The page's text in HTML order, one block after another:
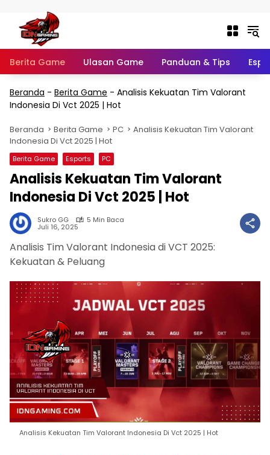
Berita Game Ulasan Game Panduan & Tips
Beranda - Berita Game - Analisis Kekuatan Tim Valorant
Indonesia Di Vct 2025 | Hot
Beranda Berita Game PC
Analisis Kekuatan Tim Valorant
Indonesia Di Vct 2025 | Hot
Berita Game Esports PC
Analisis Kekuatan Tim Valorant
Indonesia Di Vct 2025 | Hot
Sukro GG 5 Min Baca
Juli 16, 2025
Analisis Tim Valorant Indonesia di VCT 2025:
Kekuatan & Peluang
Analisis Kekuatan Tim Valorant Indonesia Di Vct 2025 | Hot